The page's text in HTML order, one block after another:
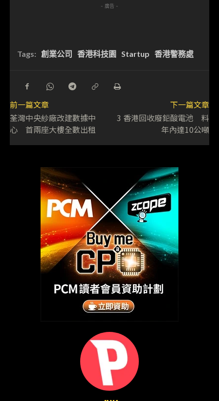
- 廣告 -
Tags: 創業公司 香港科技園 Startup 香港警務處
前一篇文章
荃灣中央紗廠改建數據中
心 首兩座大樓全數出租
下一篇文章
3 香港回收廢鉛酸電池 料
年內達10公噸